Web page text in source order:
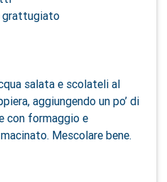
grattugiato
salata e scolateli al
aggiungendo un po’ di
con formaggio e
Mescolare bene.